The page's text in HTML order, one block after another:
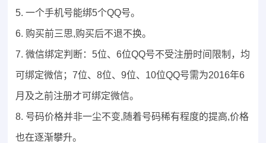
5. 一个手机号能绑5个QQ号。
6. 购买前三思,购买后不退不换。
7. 微信绑定判断：5位、6位QQ号不受注册时间限制，均
可绑定微信；7位、8位、9位、10位QQ号需为2016年6
月及之前注册才可绑定微信。
8. 号码价格并非一尘不变,随着号码稀有程度的提高,价格
也在逐渐攀升。